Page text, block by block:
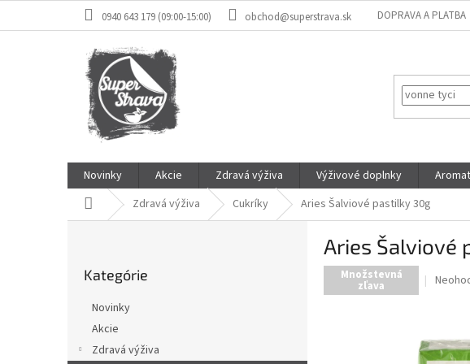
0940 643 179 (09:00-15:00) obchod@superstrava.sk DOPRAVA A PLATBA
Novinky Akcie Zdravá výživa Výživové doplnky
Domov Zdravá výživa Cukríky Aries Šalviové pastilky 30g
kategórie
Kategórie
Novinky
Akcie
Zdravá výživa
Aries Šalviové
Množstevná
zľava
0,0
z